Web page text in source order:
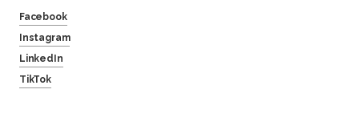
Facebook
Instagram
LinkedIn
TikTok